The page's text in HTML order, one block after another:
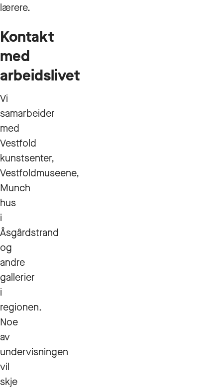
lærere.
Kontakt
med
arbeidslivet
Vi
samarbeider
med
Vestfold
kunstsenter,
Vestfoldmuseene,
Munch
hus
i
Åsgårdstrand
og
andre
gallerier
i
regionen.
Noe
av
undervisningen
vil
skje